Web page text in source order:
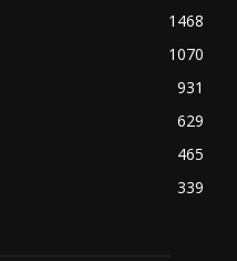
1468
1070
931
629
465
339